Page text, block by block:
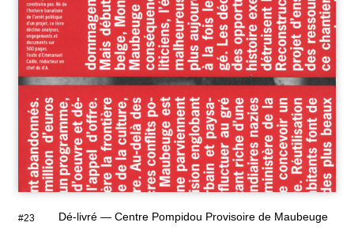
#23 Dé-livré — Centre Pompidou Provisoire de Maubeuge